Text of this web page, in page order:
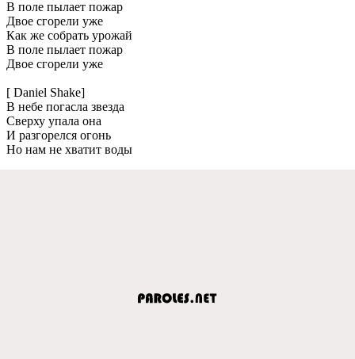
В поле пылает пожар
Двое сгорели уже
Как же собрать урожай
В поле пылает пожар
Двое сгорели уже
[ Daniel Shake]
В небе погасла звезда
Сверху упала она
И разгорелся огонь
Но нам не хватит воды